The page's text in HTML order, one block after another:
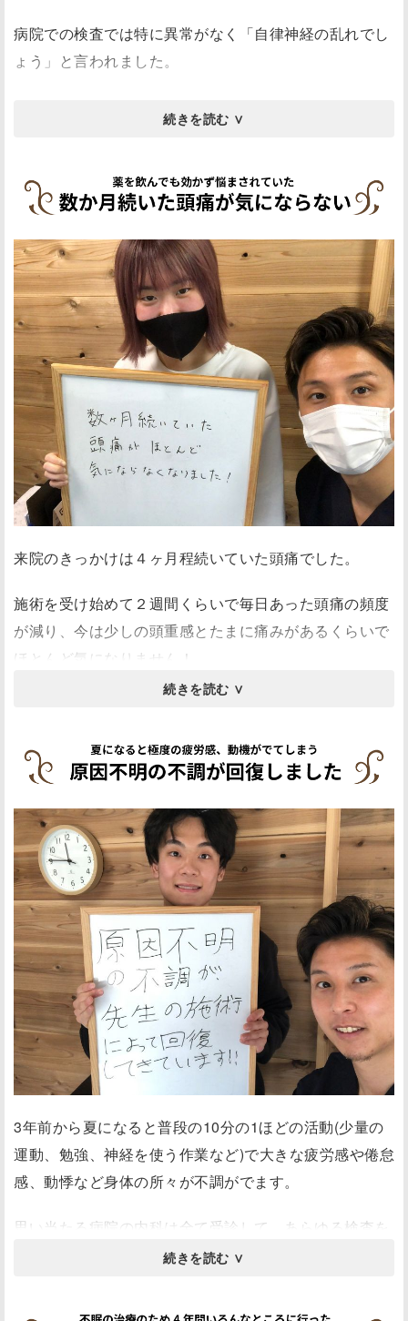
病院での検査では特に異常がなく「自律神経の乱れでし
ょう」と言われました。
院樹さんに伺いました。
りお話を聞いてくださり、素人の私にも分かりやすい言
葉で説明をしてくださるので安心して任せることできま
す。
他にも整体院は通院したことがありましたが、こんなに
しっかり分かりやすく説明してくれた先生は初めてで
す。
１回目の施術後から息苦しさが軽減し、その後回数を重
ねるにつれどんどん楽になっていきました。
体全てを整えてくださるので、最近は胃腸の調子や便通
も良く様々な面で健康になっているように感じます！
その場しのぎでなくしっかり体を良くしたい方におすす
めの先生です！
来院のきっかけは４ヶ月程続いていた頭痛でした。
施術を受け始めて２週間くらいで毎日あった頭痛の頻度
が減り、今は少しの頭重感とたまに痛みがあるくらいで
ほとんど気になりません！
薬を飲んでも効かず毎日頭痛に悩まされていたため気持
中村先生は親身に話を聞いてくれてそれに合わせた施術
頭痛等に悩んでいて何をしても改善されないという方は
一度行ってみることをおすすめします!
3年前から夏になると普段の10分の1ほどの活動(少量の
運動、勉強、神経を使う作業など)で大きな疲労感や倦怠
感、動悸など身体の所々が不調がでます。
思い当たる病院の内科は全て受診して、あらゆる検査を
しましたが、身体には全く異常なしとの診断が下されま